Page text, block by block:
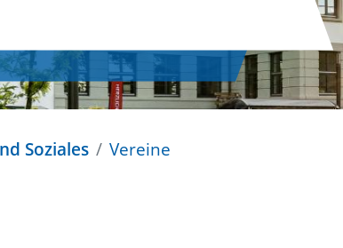
Soziales Vereine